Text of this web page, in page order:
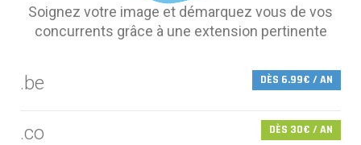
Soignez votre image et démarquez vous de vos
concurrents grâce à une extension pertinente
.be DÈS 6.99€ / AN
.co DÈS 30€ / AN